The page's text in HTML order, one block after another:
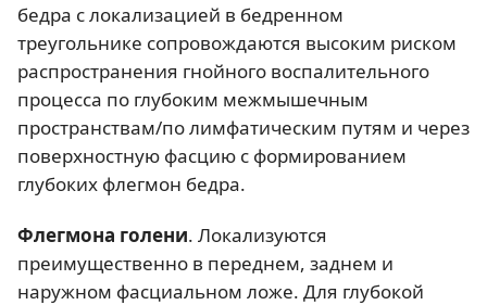
бедра с локализацией в бедренном
треугольнике сопровождаются высоким риском
распространения гнойного воспалительного
процесса по глубоким межмышечным
пространствам/по лимфатическим путям и через
поверхностную фасцию с формированием
глубоких флегмон бедра.
Флегмона голени. Локализуются
преимущественно в переднем, заднем и
наружном фасциальном ложе. Для глубокой